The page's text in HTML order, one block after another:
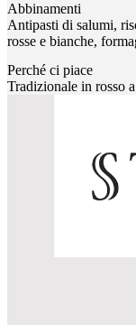
Abbinamenti
Antipasti di salumi,
rosse e bianche,
Perché ci piace
Tradizionale in rosso